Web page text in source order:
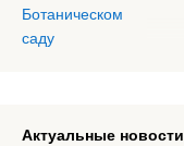
Актуальные новости